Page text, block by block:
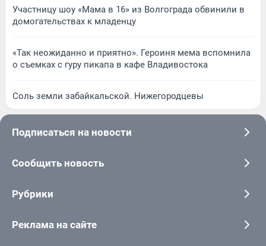
Участницу шоу «Мама в 16» из Волгограда обвинили в
домогательствах к младенцу
«Так неожиданно и приятно». Героиня мема вспомнила
о съемках с гуру пикапа в кафе Владивостока
Соль земли забайкальской. Нижегородцевы
Подписаться на новости
Сообщить новость
Рубрики
Реклама на сайте